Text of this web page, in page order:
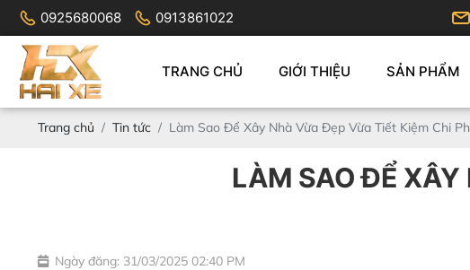
0925680068 0913861022
TRANG CHỦ GIỚI THIỆU SẢN PHẨM
Trang chủ Tin tức Làm Sao Để Xây Nhà Vừa Đẹp Vừa Tiết Kiệm Chi
LÀM SAO ĐỂ XÂY
Ngày đăng: 31/03/2025 02:40 PM